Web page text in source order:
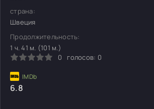
страна:
Швеция
Продолжительность:
1 ч. 41 м. (101 м.)
0
голосов: 0
6.8